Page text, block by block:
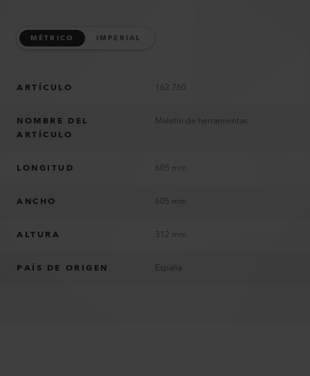
MÉTRICO IMPERIAL
ARTÍCULO 162.760
NOMBRE DEL
ARTÍCULO
Maletín de herramientas
LONGITUD 605 mm
ANCHO 605 mm
ALTURA 312 mm
PAÍS DE ORIGEN España